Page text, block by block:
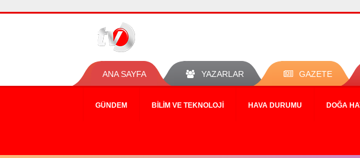
ANA SAYFA YAZARLAR GAZETE
GÜNDEM BILIM VE TEKNOLOJI HAVA DURUMU DOĞA